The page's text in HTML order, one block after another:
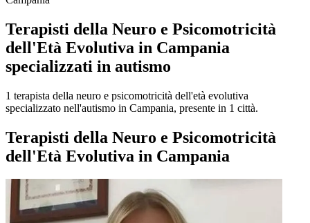
Terapisti della Neuro e Psicomotricità
dell'Età Evolutiva in Campania
specializzati in autismo
1 terapista della neuro e psicomotricità dell'età evolutiva
specializzato nell'autismo in Campania, presente in 1 città.
Terapisti della Neuro e Psicomotricità
dell'Età Evolutiva in Campania